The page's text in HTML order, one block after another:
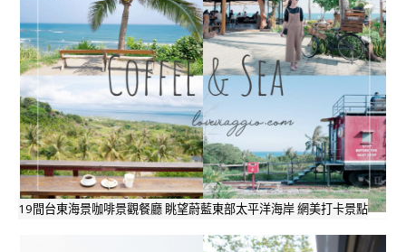
19間台東海景咖啡景觀餐廳 眺望蔚藍東部太平洋海岸 網美打卡景點